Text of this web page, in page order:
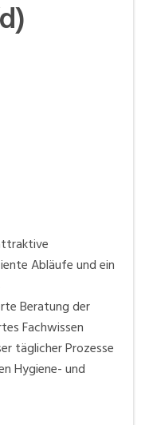
Abläufe und ein
Beratung der
Fachwissen
täglicher Prozesse
Hygiene- und